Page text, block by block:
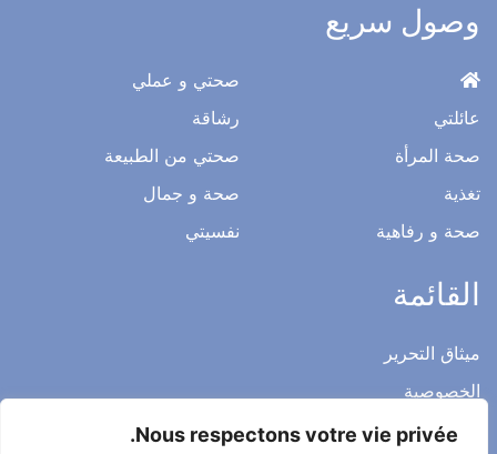
Nous respectons votre vie privée.
وصول سريع
عائلتي
صحة المرأة
تغذية
صحة و رفاهية
صحتي و عملي
رشاقة
صحتي من الطبيعة
صحة و جمال
نفسيتي
القائمة
ميثاق التحرير
الخصوصية
الاشعار القانوني